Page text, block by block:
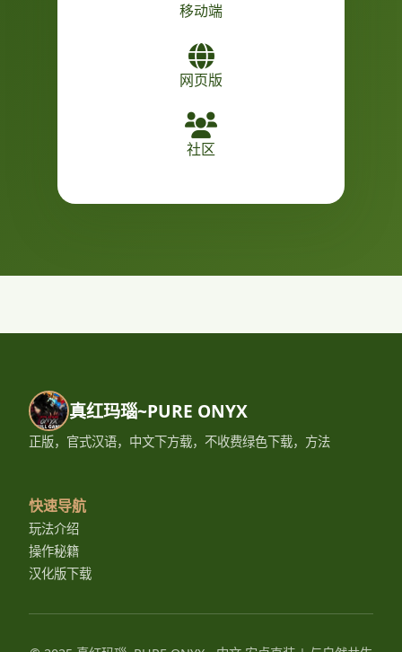
移动端
网页版
社区
真红玛瑙~PURE ONYX
正版，官式汉语，中文下方载，不收费绿色下载，方法
快速导航
玩法介绍
操作秘籍
汉化版下载